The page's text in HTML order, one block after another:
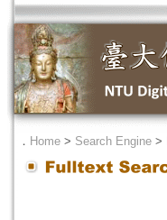
． Home > Search Engine >